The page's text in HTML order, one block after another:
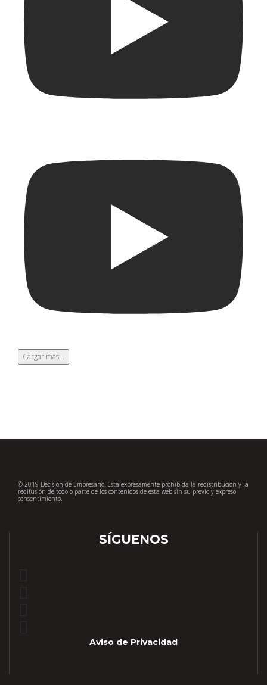
Cargar mas...
© 2019 Decisión de Empresario. Está expresamente prohibida la redistribución y la
redifusión de todo o parte de los contenidos de esta web sin su previo y expreso
consentimiento.
SÍGUENOS
Aviso de Privacidad